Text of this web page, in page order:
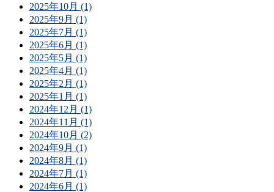
2025年10月 (1)
2025年9月 (1)
2025年7月 (1)
2025年6月 (1)
2025年5月 (1)
2025年4月 (1)
2025年2月 (1)
2025年1月 (1)
2024年12月 (1)
2024年11月 (1)
2024年10月 (2)
2024年9月 (1)
2024年8月 (1)
2024年7月 (1)
2024年6月 (1)